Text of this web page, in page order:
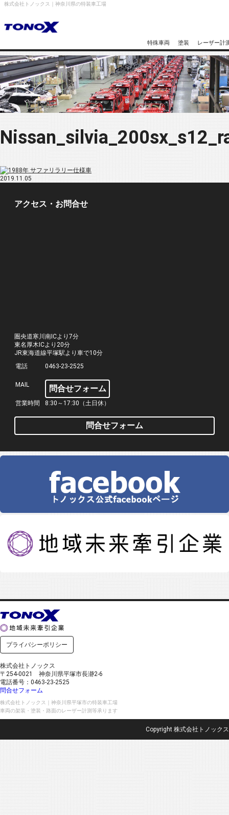
株式会社トノックス｜神奈川県の特装車工場
特殊車両 塗装 レーザー計
2019.11.05
アクセス・お問合せ
圏央道寒川南ICより7分
東名厚木ICより20分
JR東海道線平塚駅より車で10分
電話
0463-23-2525
MAIL 問合せフォーム
営業時間 8:30～17:30（土日休）
問合せフォーム
プライバシーポリシー
株式会社トノックス
〒254-0021 神奈川県平塚市長瀞2-6
電話番号：0463-23-2525
問合せフォーム
株式会社トノックス｜神奈川県平塚市の特装車工場
車両の架装・塗装・路面のレーザー計測等承ります
Copyright 株式会社トノックス